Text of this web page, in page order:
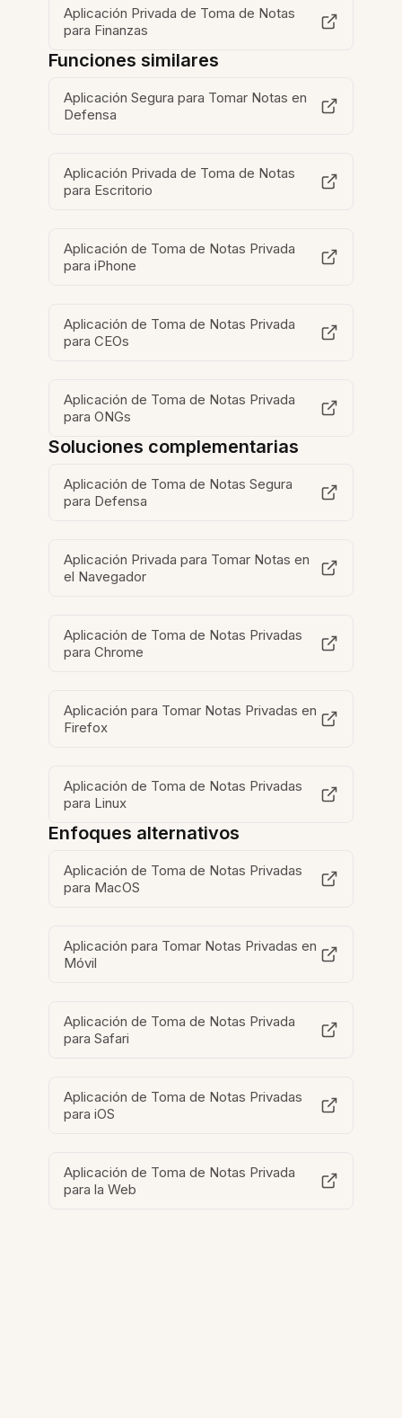
Aplicación Privada de Toma de Notas
para Finanzas
Funciones similares
Aplicación Segura para Tomar Notas en
Defensa
Aplicación Privada de Toma de Notas
para Escritorio
Aplicación de Toma de Notas Privada
para iPhone
Aplicación de Toma de Notas Privada
para CEOs
Aplicación de Toma de Notas Privada
para ONGs
Soluciones complementarias
Aplicación de Toma de Notas Segura
para Defensa
Aplicación Privada para Tomar Notas en
el Navegador
Aplicación de Toma de Notas Privadas
para Chrome
Aplicación para Tomar Notas Privadas en
Firefox
Aplicación de Toma de Notas Privadas
para Linux
Enfoques alternativos
Aplicación de Toma de Notas Privadas
para MacOS
Aplicación para Tomar Notas Privadas en
Móvil
Aplicación de Toma de Notas Privada
para Safari
Aplicación de Toma de Notas Privadas
para iOS
Aplicación de Toma de Notas Privada
para la Web